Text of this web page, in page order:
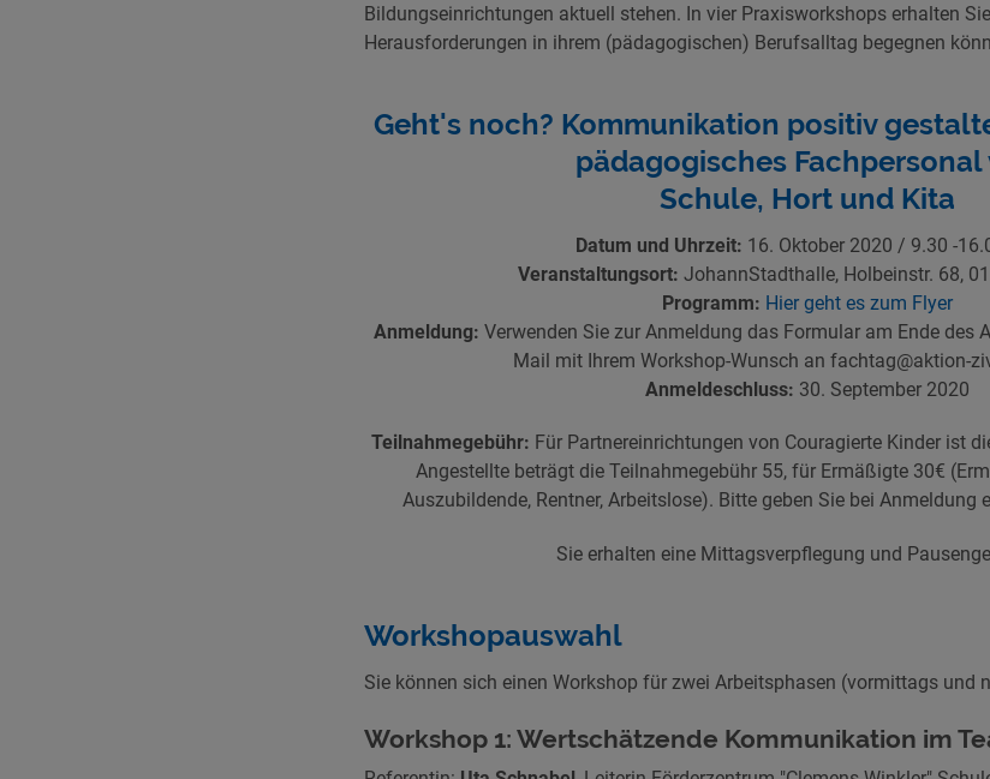
Bildungseinrichtungen aktuell stehen. In vier Praxisworkshops erhalten
Herausforderungen in ihrem (pädagogischen) Berufsalltag begegnen
Geht's noch? Kommunikation positiv
pädagogisches Fachpersonal
Schule, Hort und Kita
Datum und Uhrzeit: 16. Oktober 2020 / 9.30 -
Veranstaltungsort: JohannStadthalle, Holbeinstr. 68,
Programm: Hier geht es zum Flyer
Anmeldung: Verwenden Sie zur Anmeldung das Formular am Ende des
Mail mit Ihrem Workshop-Wunsch an fachtag@aktion-
Anmeldeschluss: 30. September 2020
Teilnahmegebühr: Für Partnereinrichtungen von Couragierte Kinder ist
Angestellte beträgt die Teilnahmegebühr 55, für Ermäßigte 30€
Auszubildende, Rentner, Arbeitslose). Bitte geben Sie bei Anmeldung
Sie erhalten eine Mittagsverpflegung und
Workshopauswahl
Sie können sich einen Workshop für zwei Arbeitsphasen (vormittags und
Workshop 1: Wertschätzende Kommunikation im